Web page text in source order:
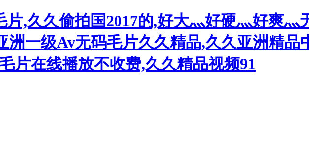
,久久偷拍国2017的,好大灬好硬灬好爽灬
洲一级Av无码毛片久久精品,久久亚洲精品
片在线播放不收费,久久精品视频91